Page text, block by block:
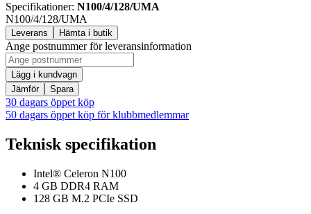
Specifikationer: N100/4/128/UMA
N100/4/128/UMA
Leverans Hämta i butik
Ange postnummer för leveransinformation
Lägg i kundvagn
Jämför
Spara
30 dagars öppet köp
50 dagars öppet köp för klubbmedlemmar
Teknisk specifikation
Intel® Celeron N100
4 GB DDR4 RAM
128 GB M.2 PCIe SSD